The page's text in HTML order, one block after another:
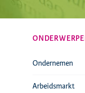
Ondernemen
Arbeidsmarkt